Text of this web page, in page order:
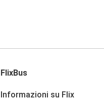
FlixBus
Informazioni su Flix